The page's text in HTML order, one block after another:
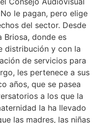
le pagan, pero elige
del sector. Desde
Briosa, donde es
distribución y con la
de servicios para
les pertenece a sus
años, que se pasea
a los que la
la ha llevado
las madres, las niñas